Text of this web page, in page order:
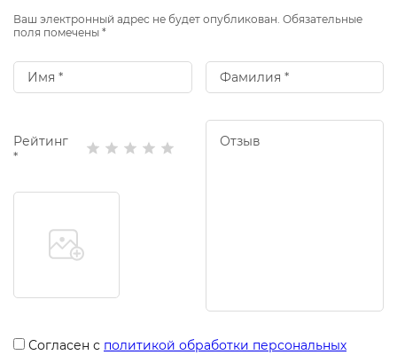
Ваш электронный адрес не будет опубликован. Обязательные
поля помечены *
Рейтинг
*
Согласен с политикой обработки персональных